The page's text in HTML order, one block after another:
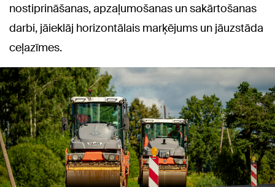
nostiprināšanas, apzaļumošanas un sakārtošanas
darbi, jāieklāj horizontālais marķējums un jāuzstāda
ceļazīmes.